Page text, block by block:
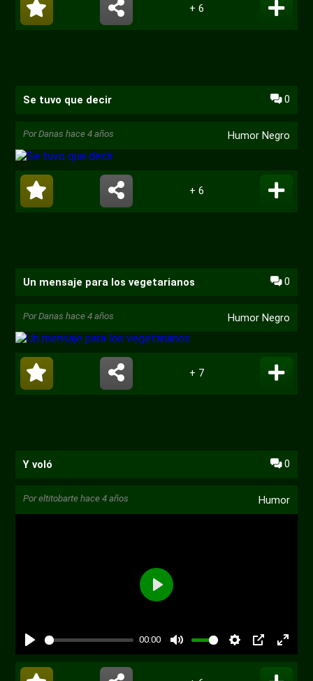
+ 6
Se tuvo que decir 0
PorDanas hace 4 años Humor Negro
+ 6
Un mensaje para los vegetarianos 0
PorDanas hace 4 años Humor Negro
+ 7
Y voló 0
Poreltitobarte hace 4 años Humor
00:00
PIP